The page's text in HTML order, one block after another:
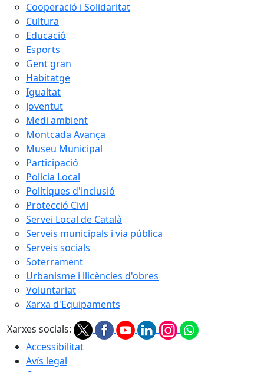
Cooperació i Solidaritat
Cultura
Educació
Esports
Gent gran
Habitatge
Igualtat
Joventut
Medi ambient
Montcada Avança
Museu Municipal
Participació
Policia Local
Polítiques d'inclusió
Protecció Civil
Servei Local de Català
Serveis municipals i via pública
Serveis socials
Soterrament
Urbanisme i llicències d'obres
Voluntariat
Xarxa d'Equipaments
Xarxes socials:
Accessibilitat
Avís legal